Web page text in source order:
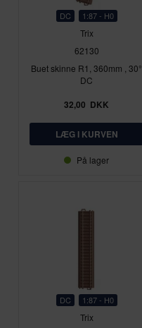
DC 1:87 - H0
Trix
62130
Buet skinne R1, 360mm , 30°
DC
32,00 DKK
På lager
DC 1:87 - H0
Trix